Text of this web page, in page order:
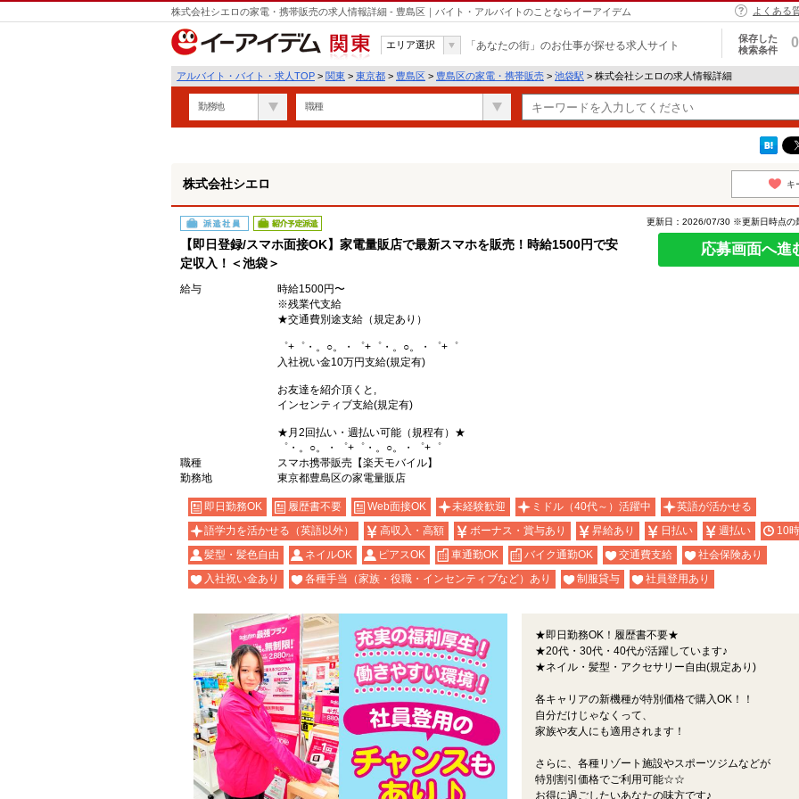
株式会社シエロの家電・携帯販売の求人情報詳細 - 豊島区｜バイト・アルバイトのことならイーアイデム よくある
関東
エリア選択 「あなたの街」のお仕事が探せる求人サイト
保存した
検索条件
0
アルバイト・バイト・求人TOP > 関東 > 東京都 > 豊島区 > 豊島区の家電・携帯販売 > 池袋駅 > 株式会社シエロの求人情報詳細
勤務地 職種
遣
株式会社シエロ キ
派遣社員 紹介予定派遣
【即日登録/スマホ面接OK】家電量販店で最新スマホを販売！時給1500円で安
定収入！＜池袋＞
更新日：2026/07/30 ※更新日時点の
応募画面へ進
給与
時給1500円〜
※残業代支給
★交通費別途支給（規定あり）
゜+゜・。○。・゜+゜・。○。・゜+゜
入社祝い金10万円支給(規定有)
お友達を紹介頂くと,
インセンティブ支給(規定有)
★月2回払い・週払い可能（規程有）★
゜・。○。・゜+゜・。○。・゜+゜
職種
スマホ携帯販売【楽天モバイル】
勤務地
東京都豊島区の家電量販店
即日勤務OK 履歴書不要 Web面接OK 未経験歓迎 ミドル（40代～）活躍中
英語が活かせる
語学力を活かせる（英語以外）
高収入・高額 ボーナス・賞与あり 昇給あり 日払い 週払い
10
髪型・髪色自由
ネイルOK ピアスOK 車通勤OK バイク通勤OK 交通費支給
社会保険あり
入社祝い金あり
各種手当（家族・役職・インセンティブなど）あり 制服貸与 社員登用あり
★即日勤務OK！履歴書不要★
★20代・30代・40代が活躍しています♪
★ネイル・髪型・アクセサリー自由(規定あり)
各キャリアの新機種が特別価格で購入OK！！
自分だけじゃなくって、
家族や友人にも適用されます！
さらに、各種リゾート施設やスポーツジムなどが
特別割引価格でご利用可能☆☆
お得に過ごしたいあなたの味方です♪